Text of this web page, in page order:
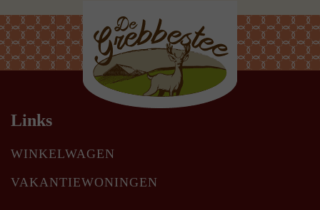
Links
WINKELWAGEN
VAKANTIEWONINGEN